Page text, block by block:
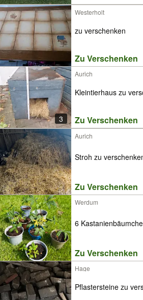
Westerholt
zu verschenken
Zu Verschenken
3
Aurich
Kleintierhaus zu
Zu Verschenken
Aurich
Stroh zu
Zu Verschenken
Werdum
6
Zu Verschenken
Hage
Pflastersteine zu